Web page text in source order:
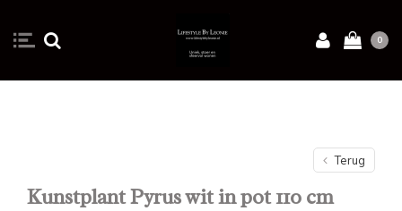
0
Terug
Kunstplant Pyrus wit in pot 110 cm